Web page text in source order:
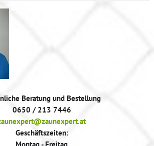
Beratung und Bestellung
0650 / 213 7446
Geschäftszeiten:
Montag - Freitag